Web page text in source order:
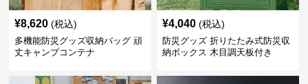
¥8,620 (税込)
多機能防災グッズ収納バッグ 頑
丈キャンプコンテナ
¥4,040 (税込)
防災グッズ 折りたたみ式防災収
納ボックス 木目調天板付き